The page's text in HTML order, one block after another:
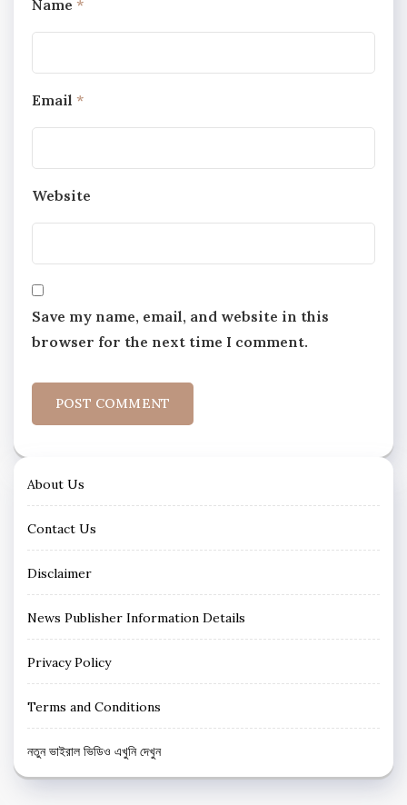
Name *
Email *
Website
Save my name, email, and website in this
browser for the next time I comment.
About Us
Contact Us
Disclaimer
News Publisher Information Details
Privacy Policy
Terms and Conditions
নতুন ভাইরাল ভিডিও এখুনি দেখুন